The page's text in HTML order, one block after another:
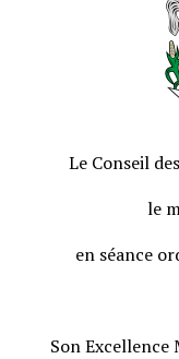
Le Conseil
le
en séance
Son Excellence